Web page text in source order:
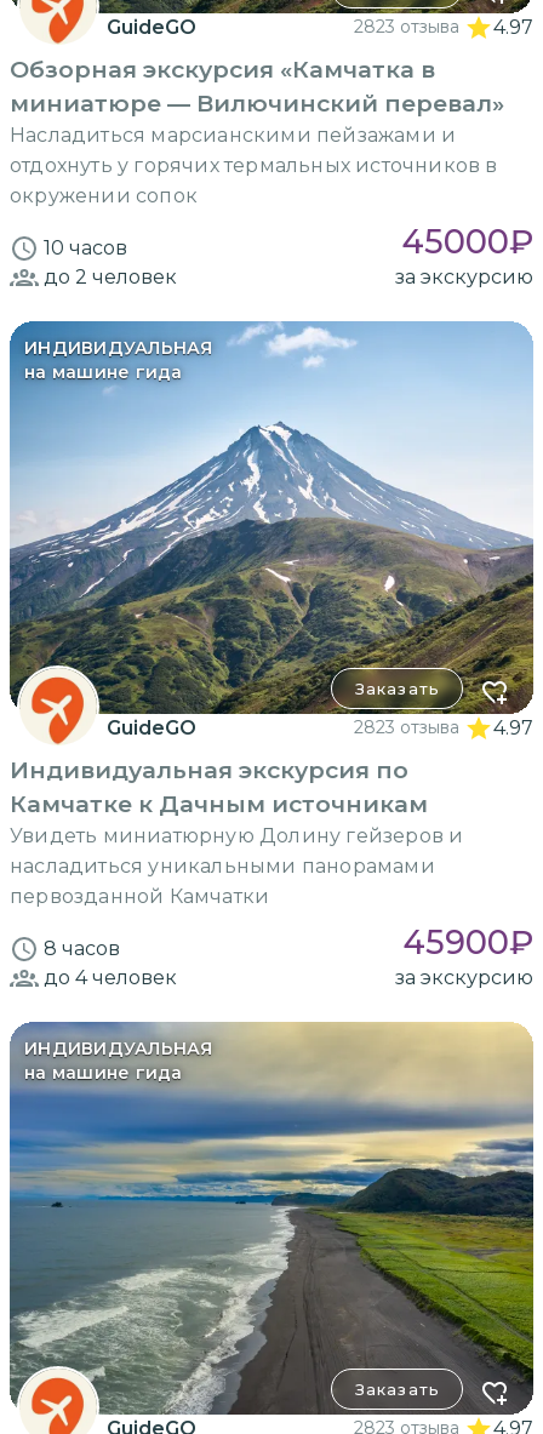
GuideGO 2823 отзыва 4.97
Обзорная экскурсия «Камчатка в
миниатюре — Вилючинский перевал»
Насладиться марсианскими пейзажами и
отдохнуть у горячих термальных источников в
окружении сопок
10 часов 45000₽
до 2 человек за экскурсию
ИНДИВИДУАЛЬНАЯ
на машине гида
Заказать
GuideGO 2823 отзыва 4.97
Индивидуальная экскурсия по
Камчатке к Дачным источникам
Увидеть миниатюрную Долину гейзеров и
насладиться уникальными панорамами
первозданной Камчатки
8 часов 45900₽
до 4человек за экскурсию
ИНДИВИДУАЛЬНАЯ
на машине гида
Заказать
GuideGO 2823 отзыва 4.97